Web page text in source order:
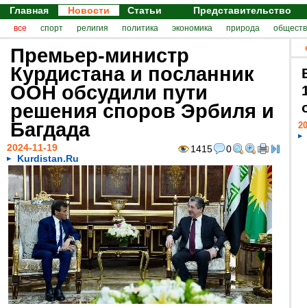
Главная Новости Статьи Представительство
все спорт религия политика экономика природа
Премьер-министр
Курдистана и посланник
ООН обсудили пути
решения споров Эрбиля и
Багдада
1415 0
2024-11-19
Kurdistan.Ru